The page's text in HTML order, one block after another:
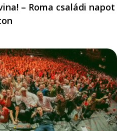
– Roma családi napot